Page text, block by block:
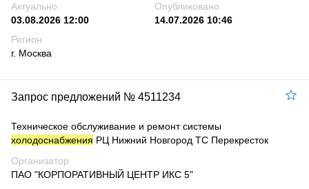
Актуально
03.08.2026 12:00
Опубликовано
14.07.2026 10:46
Регион
г. Москва
Запрос предложений № 4511234
Техническое обслуживание и ремонт системы
холодоснабжения РЦ Нижний Новгород ТС Перекресток
Организатор
ПАО "КОРПОРАТИВНЫЙ ЦЕНТР ИКС 5"